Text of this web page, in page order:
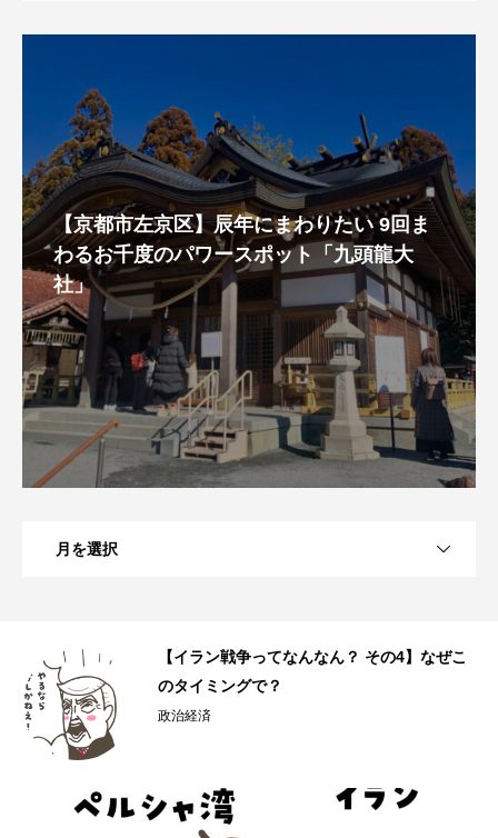
【京都市左京区】辰年にまわりたい 9回ま
わるお千度のパワースポット「九頭龍大
社」
月を選択
【イラン戦争ってなんなん？ その4】なぜこ
のタイミングで？
政治経済